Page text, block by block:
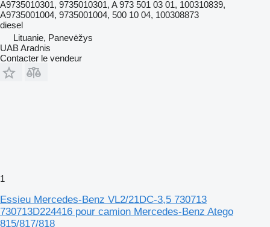
A9735010301, 9735010301, A 973 501 03 01, 100310839,
A9735001004, 9735001004, 500 10 04, 100308873
diesel
Lituanie, Panevėžys
UAB Aradnis
Contacter le vendeur
1
Essieu Mercedes-Benz VL2/21DC-3,5 730713
730713D224416 pour camion Mercedes-Benz Atego
815/817/818